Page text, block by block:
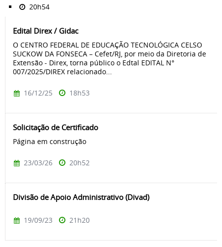
20h54
Edital Direx / Gidac
O CENTRO FEDERAL DE EDUCAÇÃO TECNOLÓGICA CELSO
SUCKOW DA FONSECA – Cefet/RJ, por meio da Diretoria de
Extensão - Direx, torna público o Edtal EDITAL N°
007/2025/DIREX relacionado...
16/12/25 18h53
Solicitação de Certificado
Página em construção
23/03/26 20h52
Divisão de Apoio Administrativo (Divad)
19/09/23 21h20